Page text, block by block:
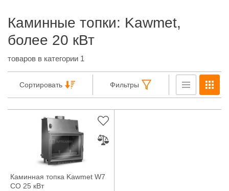
Каминные топки: Kawmet,
более 20 кВт
товаров в категории 1
Сортировать Фильтры
Каминная топка Kawmet W7
CO 25 кВт